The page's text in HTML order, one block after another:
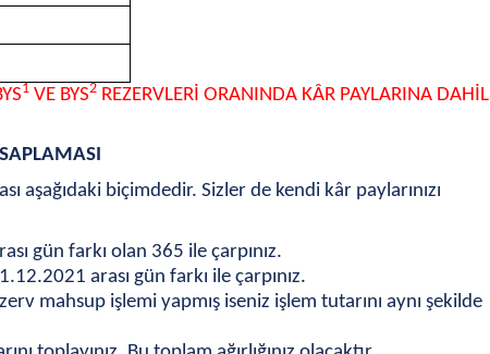
1 VE BYS2 REZERVLERİ ORANINDA KÂR PAYLARINA DAHİL
aşağıdaki biçimdedir. Sizler de kendi kâr paylarınızı
gün farkı olan 365 ile çarpınız.
arası gün farkı ile çarpınız.
mahsup işlemi yapmış iseniz işlem tutarını aynı şekilde